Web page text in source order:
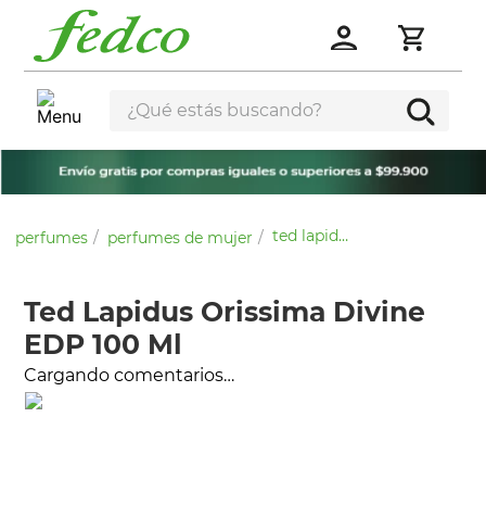
¿Qué estás buscando?
perfumes perfumes de mujer ted lapidus orissima divine edp 100 ml
Ted Lapidus Orissima Divine
EDP 100 Ml
Cargando comentarios…